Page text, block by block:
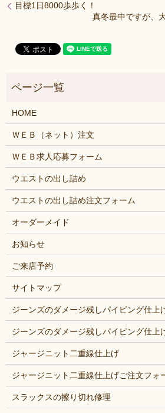
目標1日8000歩歩く！
真冬最中ですが、
HOME
ＷＥＢ（ネット）注文
ＷＥＢ求人応募フォーム
ウエストの出し詰め
ウエストの出し詰め注文フォーム
オーダーメイド
お知らせ
ご来店予約
サイトマップ
ジーンズのダメージ残しパイピング仕上
ジーンズのダメージ残しパイピング仕上
ジャージニット二重線仕上げ
ジャージニット二重線仕上げご注文フォ
スラックスの擦り切れ修理